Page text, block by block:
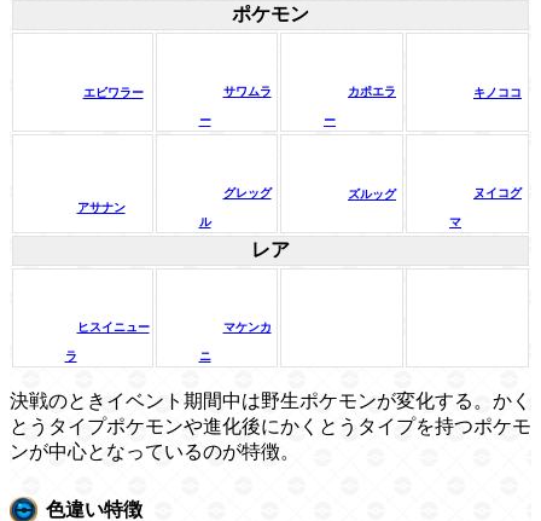
ポケモン
エビワラー サワムラ
ー
カポエラ
ー
キノココ
アサナン
グレッグ
ル
ズルッグ ヌイコグ
マ
レア
ヒスイニュー
ラ
マケンカ
ニ
決戦のときイベント期間中は野生ポケモンが変化する。かく
とうタイプポケモンや進化後にかくとうタイプを持つポケモ
ンが中心となっているのが特徴。
色違い特徴